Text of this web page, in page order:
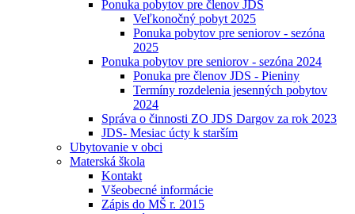
Ponuka pobytov pre členov JDS
Veľkonočný pobyt 2025
Ponuka pobytov pre seniorov - sezóna
2025
Ponuka pobytov pre seniorov - sezóna 2024
Ponuka pre členov JDS - Pieniny
Termíny rozdelenia jesenných pobytov
2024
Správa o činnosti ZO JDS Dargov za rok 2023
JDS- Mesiac úcty k starším
Ubytovanie v obci
Materská škola
Kontakt
Všeobecné informácie
Zápis do MŠ r. 2015